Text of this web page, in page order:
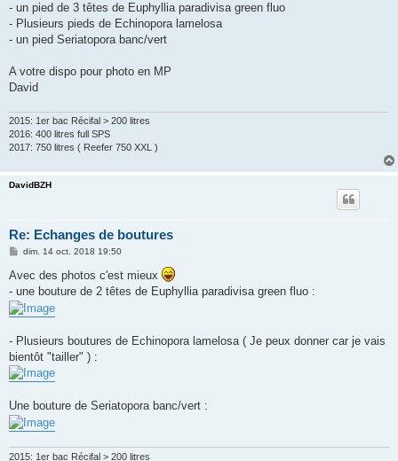
- un pied de 3 têtes de Euphyllia paradivisa green fluo
- Plusieurs pieds de Echinopora lamelosa
- un pied Seriatopora banc/vert
A votre dispo pour photo en MP
David
2015: 1er bac Récifal > 200 litres
2016: 400 litres full SPS
2017: 750 litres ( Reefer 750 XXL )
DavidBZH
Re: Echanges de boutures
M
s
s
a
g
e
dim. 14 oct. 2018 19:50
Avec des photos c'est mieux
- une bouture de 2 têtes de Euphyllia paradivisa green fluo :
- Plusieurs boutures de Echinopora lamelosa ( Je peux donner car je vais
bientôt "tailler" ) :
Une bouture de Seriatopora banc/vert :
2015: 1er bac Récifal > 200 litres